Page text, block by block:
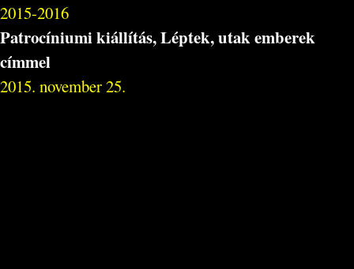
2015-2016
Patrocíniumi kiállítás, Léptek, utak emberek
címmel
2015. november 25.